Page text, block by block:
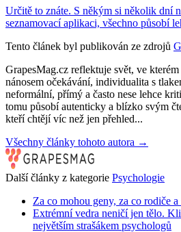
Určitě to znáte. S někým si několik dní
seznamovací aplikaci, všechno působí
Tento článek byl publikován ze zdrojů
GrapesMag.cz reflektuje svět, ve kterém
nánosem očekávání, individualita s
neformální, přímý a často nese lehce
tomu působí autenticky a blízko svým
kteří chtějí víc než jen přehled...
Všechny články tohoto autora →
Další články z kategorie Psychologie
Za co mohou geny, za co rodiče
Extrémní vedra neničí jen tělo.
největším strašákem psychologů